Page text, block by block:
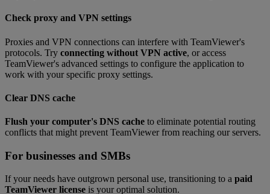
Check proxy and VPN settings
Proxies and VPN connections can interfere with TeamViewer's
protocols. Try connecting without VPN active, or access
TeamViewer's advanced settings to configure the application to
work with your specific proxy settings.
Clear DNS cache
Flush your computer's DNS cache to eliminate potential routing
conflicts that might prevent TeamViewer from reaching our servers.
For businesses and SMBs
If your needs have outgrown personal use, transitioning to a paid
TeamViewer license is your optimal solution.